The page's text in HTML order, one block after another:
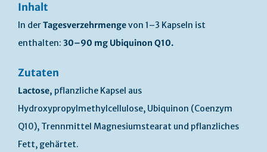
Inhalt
In derTagesverzehrmengevon 1–3 Kapseln ist
enthalten: 30–90 mg Ubiquinon Q10.
Zutaten
Lactose, pflanzliche Kapsel aus
Hydroxypropylmethylcellulose, Ubiquinon (Coenzym
Q10), Trennmittel Magnesiumstearat und pflanzliches
Fett, gehärtet.